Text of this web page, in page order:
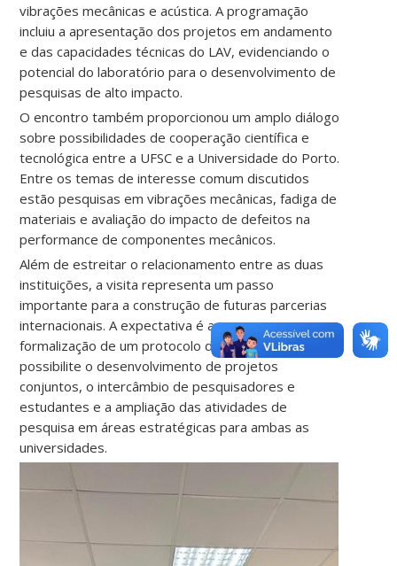
vibrações mecânicas e acústica. A programação
incluiu a apresentação dos projetos em andamento
e das capacidades técnicas do LAV, evidenciando o
potencial do laboratório para o desenvolvimento de
pesquisas de alto impacto.
O encontro também proporcionou um amplo diálogo
sobre possibilidades de cooperação científica e
tecnológica entre a UFSC e a Universidade do Porto.
Entre os temas de interesse comum discutidos
estão pesquisas em vibrações mecânicas, fadiga de
materiais e avaliação do impacto de defeitos na
performance de componentes mecânicos.
Além de estreitar o relacionamento entre as duas
instituições, a visita representa um passo
importante para a construção de futuras parcerias
internacionais. A expectativa é avançar na
formalização de um protocolo de cooperação que
possibilite o desenvolvimento de projetos
conjuntos, o intercâmbio de pesquisadores e
estudantes e a ampliação das atividades de
pesquisa em áreas estratégicas para ambas as
universidades.